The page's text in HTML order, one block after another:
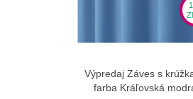
Zobraziť viac
Výpredaj Záves s
farba Kráľovská